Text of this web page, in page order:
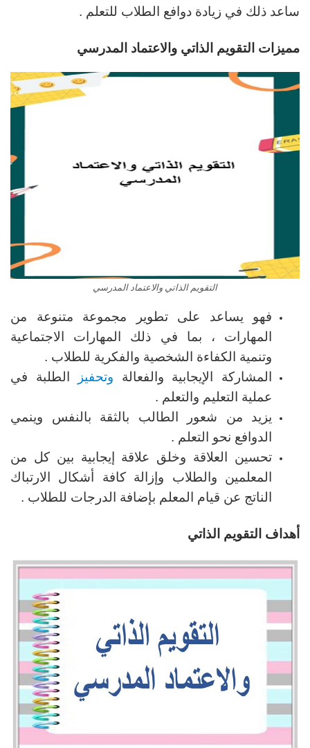
ساعد ذلك في زيادة دوافع الطلاب للتعلم .
مميزات التقويم الذاتي والاعتماد المدرسي
التقويم الذاتي والاعتماد المدرسي
فهو يساعد على تطوير مجموعة متنوعة من
المهارات ، بما في ذلك المهارات الاجتماعية
وتنمية الكفاءة الشخصية والفكرية للطلاب .
المشاركة الإيجابية والفعالة وتحفيز
الطلبة في
عملية التعليم والتعلم .
يزيد من شعور الطالب بالثقة بالنفس وينمي
الدوافع نحو التعلم .
تحسين العلاقة وخلق علاقة إيجابية بين كل من
المعلمين والطلاب وإزالة كافة أشكال الارتباك
الناتج عن قيام المعلم بإضافة الدرجات للطلاب .
أهداف التقويم الذاتي